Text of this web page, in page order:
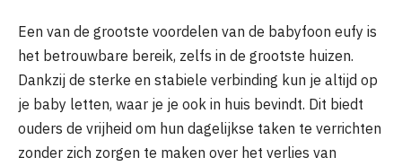
Een van de grootste voordelen van de babyfoon eufy is
het betrouwbare bereik, zelfs in de grootste huizen.
Dankzij de sterke en stabiele verbinding kun je altijd op
je baby letten, waar je je ook in huis bevindt. Dit biedt
ouders de vrijheid om hun dagelijkse taken te verrichten
zonder zich zorgen te maken over het verlies van